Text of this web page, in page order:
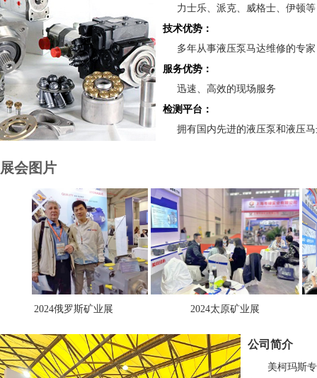
力士乐、派克、威格士、伊顿等
技术优势：
多年从事液压泵马达维修的专家
服务优势：
迅速、高效的现场服务
检测平台：
拥有国内先进的液压泵和液压
展会图片
2024俄罗斯矿业展 2024太原矿业展
公司简介
美柯玛斯